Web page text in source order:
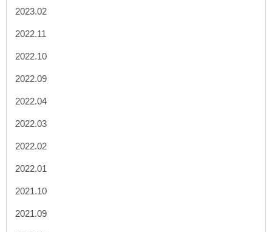
2023.02
2022.11
2022.10
2022.09
2022.04
2022.03
2022.02
2022.01
2021.10
2021.09